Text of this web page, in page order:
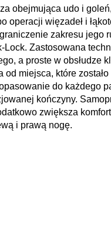
obejmująca udo i
operacji więzadeł i
zakresu jego
Lock. Zastosowana
a proste w obsłudze
od miejsca, które
do każdego
kończyny.
zwiększa
i prawą nogę.